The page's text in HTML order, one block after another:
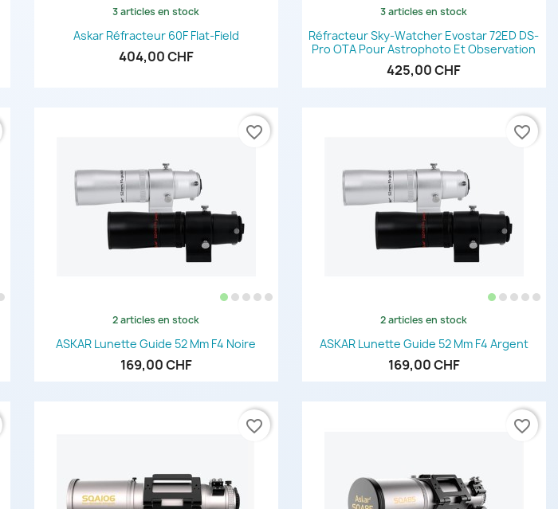
Aperçu rapide
3 articles en stock
Askar Réfracteur 60F Flat-Field
404,00 CHF
Aperçu rapide
3 articles en stock
Réfracteur Sky-Watcher Evostar 72ED DS-
Pro OTA Pour Astrophoto Et Observation
425,00 CHF
Aperçu rapide
2 articles en stock
ASKAR Lunette Guide 52 Mm F4 Noire
169,00 CHF
favorite_border
Aperçu rapide
2 articles en stock
ASKAR Lunette Guide 52 Mm F4 Argent
169,00 CHF
favorite_border
favorite_border favorite_border